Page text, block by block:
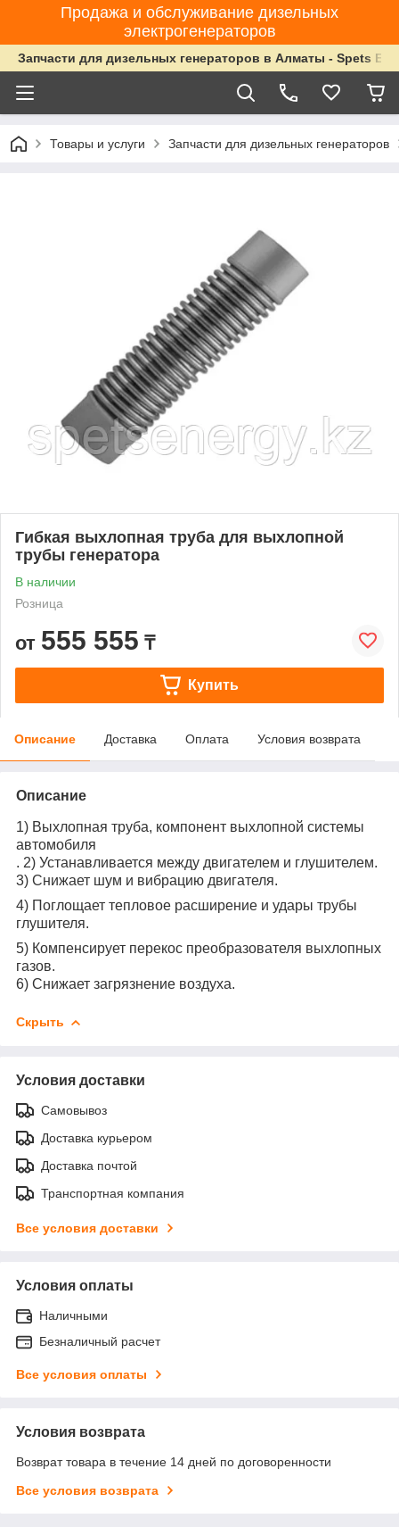
Продажа и обслуживание дизельных
электрогенераторов
Запчасти для дизельных генераторов в Алматы - Spets
Товары и услуги Запчасти для дизельных генераторов
Гибкая выхлопная труба для выхлопной
трубы генератора
В наличии
Розница
от 555 555 ₸
Купить
Описание Доставка Оплата Условия возврата
Описание
1) Выхлопная труба, компонент выхлопной системы
автомобиля
. 2) Устанавливается между двигателем и глушителем.
3) Снижает шум и вибрацию двигателя.
4) Поглощает тепловое расширение и удары трубы
глушителя.
5) Компенсирует перекос преобразователя выхлопных
газов.
6) Снижает загрязнение воздуха.
Скрыть
Условия доставки
Самовывоз
Доставка курьером
Доставка почтой
Транспортная компания
Все условия доставки
Условия оплаты
Наличными
Безналичный расчет
Все условия оплаты
Условия возврата
Возврат товара в течение 14 дней по договоренности
Все условия возврата